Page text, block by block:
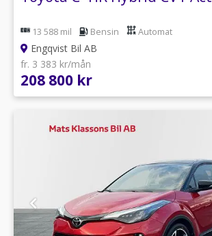
13 588 mil Bensin Automat
Engqvist Bil AB
fr. 3 383 kr/mån
208 800 kr